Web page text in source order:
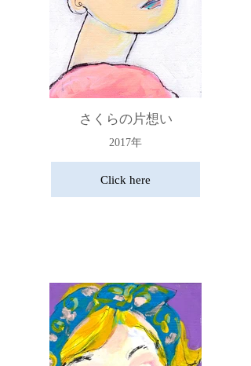
さくらの片想い
2017年
Click here